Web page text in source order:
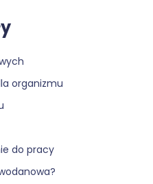
organizmu
do pracy